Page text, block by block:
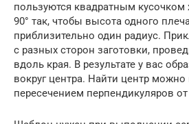
пользуются квадратным кусочком
90° так, чтобы высота одного
приблизительно один радиус.
с разных сторон заготовки,
вдоль края. В результате у вас
вокруг центра. Найти центр
пересечением перпендикуляров от